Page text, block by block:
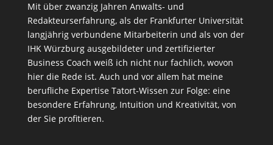
Mit über zwanzig Jahren Anwalts- und
Redakteurserfahrung, als der Frankfurter Universität
langjährig verbundene Mitarbeiterin und als von der
IHK Würzburg ausgebildeter und zertifizierter
Business Coach weiß ich nicht nur fachlich, wovon
hier die Rede ist. Auch und vor allem hat meine
berufliche Expertise Tatort-Wissen zur Folge: eine
besondere Erfahrung, Intuition und Kreativität, von
der Sie profitieren.